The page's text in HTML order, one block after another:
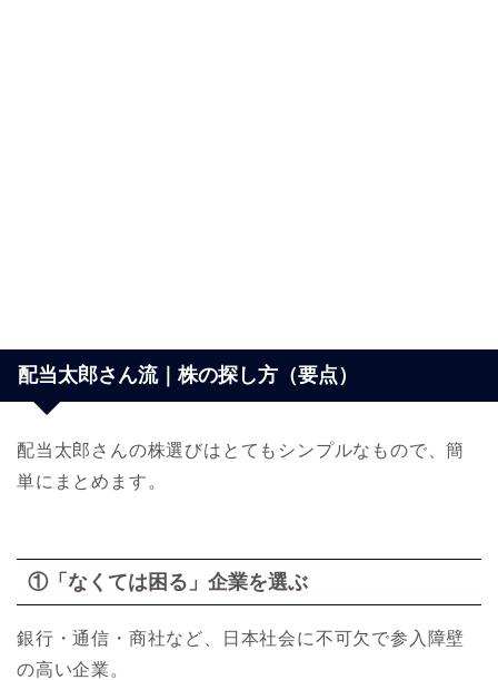
配当太郎さん流｜株の探し方（要点）
配当太郎さんの株選びはとてもシンプルなもので、簡
単にまとめます。
①「なくては困る」企業を選ぶ
銀行・通信・商社など、日本社会に不可欠で参入障壁
の高い企業。